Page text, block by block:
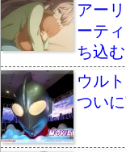
アー
ーテ
ち込
ウル
つい